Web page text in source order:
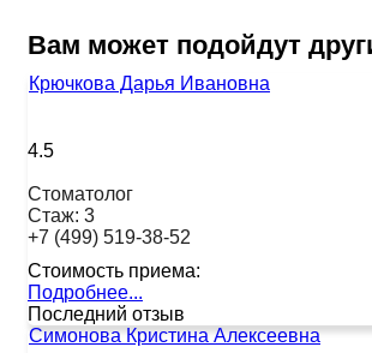
Вам может подойдут
Крючкова Дарья Ивановна
4.5
Стоматолог
Стаж: 3
+7 (499) 519-38-52
Стоимость приема:
Подробнее...
Последний отзыв
Симонова Кристина Алексеевна